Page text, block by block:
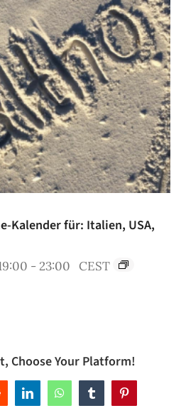
Kalender für: Italien, USA,
-23:00 CEST
Choose Your Platform!
LinkedInWhatsAppTumblrPinterest